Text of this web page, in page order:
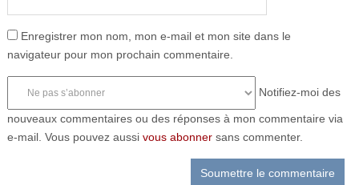
Enregistrer mon nom, mon e-mail et mon site dans le
navigateur pour mon prochain commentaire.
Notifiez-moi des
nouveaux commentaires ou des réponses à mon commentaire via
e-mail. Vous pouvez aussi vous abonnersans commenter.